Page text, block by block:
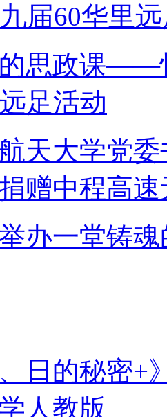
届60华里
思政课——
足活动
天大学党
赠中程高
办一堂铸
、日的秘密+
人教版